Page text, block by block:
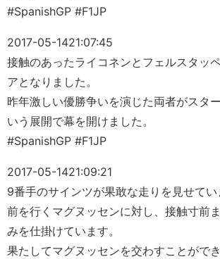
#SpanishGP #F1JP
2017-05-1421:07:45
接触のあったライコネンとフェルスタッ
アとなりました。
昨年激しい優勝争いを演じた両者がスタ
いう展開で幕を開けました。
#SpanishGP #F1JP
2017-05-1421:09:21
9番手のサインツが果敢な走りを見せてい
前を行くマグヌッセンに対し、接触寸前
みを仕掛けています。
果たしてマグヌッセンを交わすことがで